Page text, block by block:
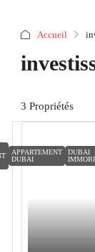
Accueil
3 Propriétés
APPARTEMENT
DUBAI
DUBAI